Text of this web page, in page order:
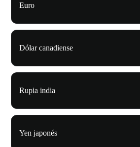
Euro
Dólar canadiense
Rupia india
Yen japonés